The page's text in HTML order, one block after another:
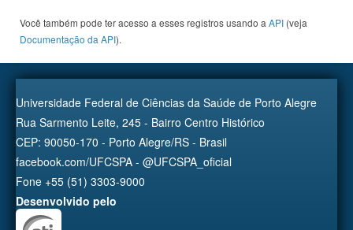
Você também pode ter acesso a esses registros usando a API (veja
Documentação da API).
Universidade Federal de Ciências da Saúde de Porto Alegre
Rua Sarmento Leite, 245 - Bairro Centro Histórico
CEP: 90050-170 - Porto Alegre/RS - Brasil
facebook.com/UFCSPA - @UFCSPA_oficial
Fone +55 (51) 3303-9000
Desenvolvido pelo